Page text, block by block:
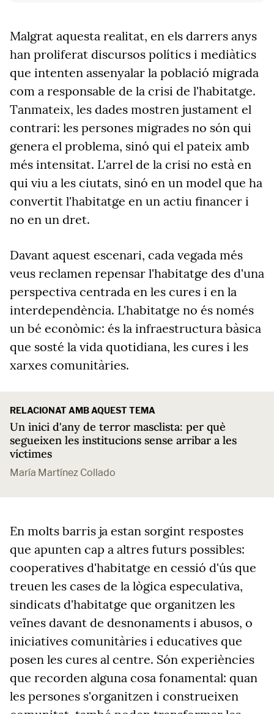
Malgrat aquesta realitat, en els darrers anys
han proliferat discursos polítics i mediàtics
que intenten assenyalar la població migrada
com a responsable de la crisi de l'habitatge.
Tanmateix, les dades mostren justament el
contrari: les persones migrades no són qui
genera el problema, sinó qui el pateix amb
més intensitat. L'arrel de la crisi no està en
qui viu a les ciutats, sinó en un model que ha
convertit l'habitatge en un actiu financer i
no en un dret.
Davant aquest escenari, cada vegada més
veus reclamen repensar l'habitatge des d'una
perspectiva centrada en les cures i en la
interdependència. L'habitatge no és només
un bé econòmic: és la infraestructura bàsica
que sosté la vida quotidiana, les cures i les
xarxes comunitàries.
RELACIONAT AMB AQUEST TEMA
Un inici d'any de terror masclista: per què
segueixen les institucions sense arribar a les
víctimes
María Martínez Collado
En molts barris ja estan sorgint respostes
que apunten cap a altres futurs possibles:
cooperatives d'habitatge en cessió d'ús que
treuen les cases de la lògica especulativa,
sindicats d'habitatge que organitzen les
veïnes davant de desnonaments i abusos, o
iniciatives comunitàries i educatives que
posen les cures al centre. Són experiències
que recorden alguna cosa fonamental: quan
les persones s'organitzen i construeixen